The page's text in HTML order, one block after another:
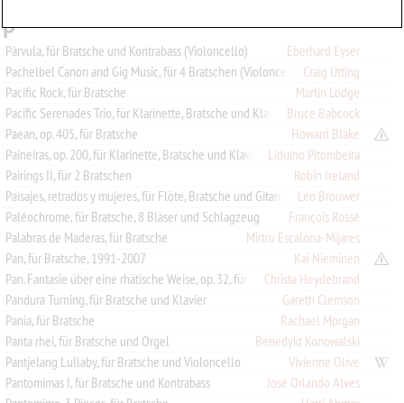
P
Párvula, für Bratsche und Kontrabass (Violoncello)
Eberhard Eyser
Pachelbel Canon and Gig Music, für 4 Bratschen (Violoncello ad libitum)
Craig Utting
Pacific Rock, für Bratsche
Martin Lodge
Pacific Serenades Trio, für Klarinette, Bratsche und Klavier Bruce Babcock
Paean, op. 405, für Bratsche
Howard Blake
Paineiras, op. 200, für Klarinette, Bratsche und Klavier
Liduino Pitombeira
Pairings II, für 2 Bratschen
Robin Ireland
Paisajes, retrados y mujeres, für Flöte, Bratsche und Gitarre
Leo Brouwer
Paléochrome, für Bratsche, 8 Bläser und Schlagzeug
François Rossé
Palabras de Maderas, für Bratsche
Mirtru Escalona-Mijares
Pan, für Bratsche, 1991-2007
Kai Nieminen
Pan. Fantasie über eine rhätische Weise, op. 32, für BratscheChrista Heydebrand
Pandura Turning, für Bratsche und Klavier
Gareth Clemson
Pania, für Bratsche
Rachael Morgan
Panta rhei, für Bratsche und Orgel
Benedykt Konowalski
Pantjelang Lullaby, für Bratsche und Violoncello
Vivienne Olive
Pantomimas I, für Bratsche und Kontrabass
José Orlando Alves